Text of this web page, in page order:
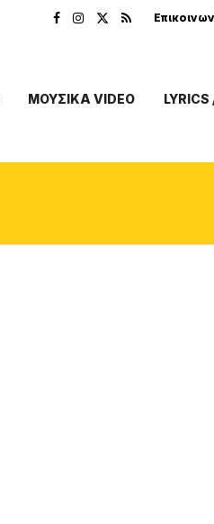
ΜΟΥΣΙΚΑ VIDEO